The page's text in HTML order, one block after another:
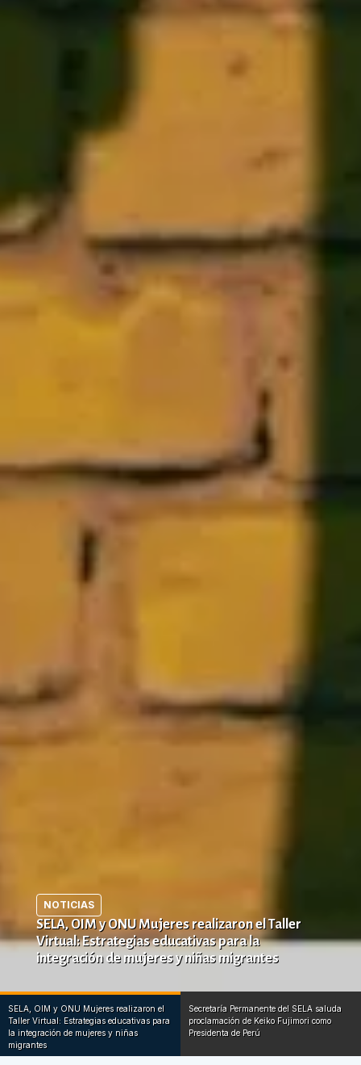
NOTICIAS
SELA, OIM y ONU Mujeres realizaron el Taller
Virtual: Estrategias educativas para la
integración de mujeres y niñas migrantes
SELA, OIM y ONU Mujeres realizaron el
Taller Virtual: Estrategias educativas para
la integración de mujeres y niñas
migrantes
Secretaría Permanente del SELA saluda
proclamación de Keiko Fujimori como
Presidenta de Perú